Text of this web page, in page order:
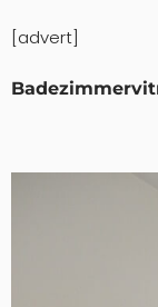
[advert]